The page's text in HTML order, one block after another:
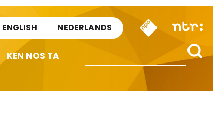
ENGLISH NEDERLANDS
KEN NOS TA